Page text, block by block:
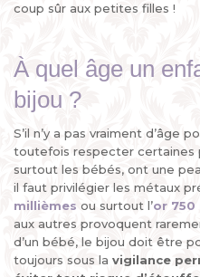
coup sûr aux petites filles !
À quel âge un
bijou ?
S’il n’y a pas vraiment d’âge
toutefois respecter certaines
surtout les bébés, ont une
il faut privilégier les métaux
millièmes ou surtout l’or 750
aux autres provoquent
d’un bébé, le bijou doit être
toujours sous la vigilance